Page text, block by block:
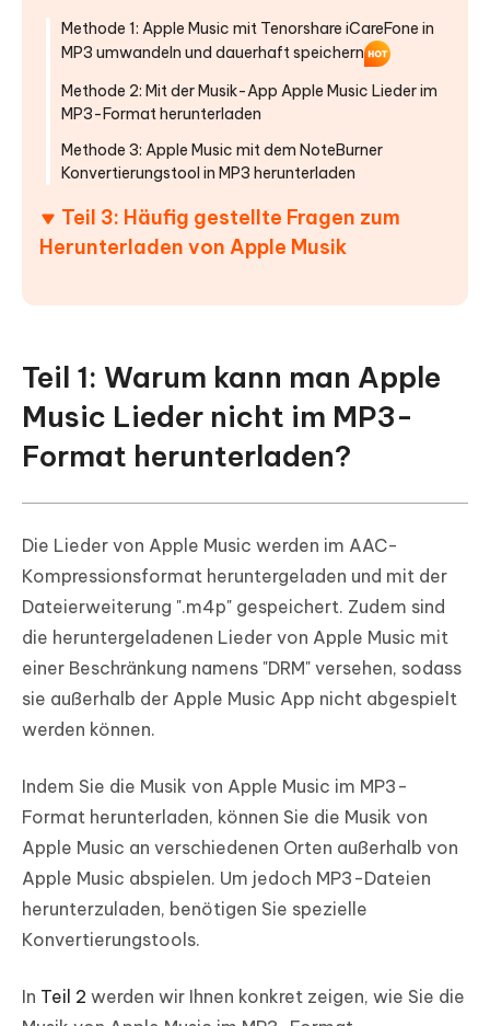
Methode 1: Apple Music mit Tenorshare iCareFone in
MP3 umwandeln und dauerhaft speichern
Methode 2: Mit der Musik-App Apple Music Lieder im
MP3-Format herunterladen
Methode 3: Apple Music mit dem NoteBurner
Konvertierungstool in MP3 herunterladen
Teil 3: Häufig gestellte Fragen zum
Herunterladen von Apple Musik
Teil 1: Warum kann man Apple
Music Lieder nicht im MP3-
Format herunterladen?
Die Lieder von Apple Music werden im AAC-
Kompressionsformat heruntergeladen und mit der
Dateierweiterung ".m4p" gespeichert. Zudem sind
die heruntergeladenen Lieder von Apple Music mit
einer Beschränkung namens "DRM" versehen, sodass
sie außerhalb der Apple Music App nicht abgespielt
werden können.
Indem Sie die Musik von Apple Music im MP3-
Format herunterladen, können Sie die Musik von
Apple Music an verschiedenen Orten außerhalb von
Apple Music abspielen. Um jedoch MP3-Dateien
herunterzuladen, benötigen Sie spezielle
Konvertierungstools.
In Teil 2 werden wir Ihnen konkret zeigen, wie Sie die